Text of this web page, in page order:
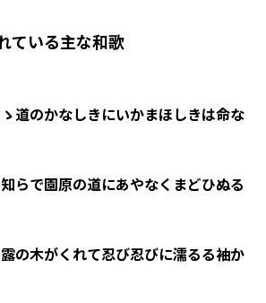
ている主な和歌
道のかなしきにいかまほしきは命な
らで園原の道にあやなくまどひぬる
の木がくれて忍び忍びに濡るる袖か